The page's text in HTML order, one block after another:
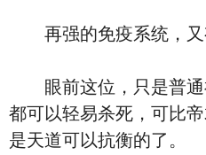
再强的免疫系统，又
眼前这位，只是普通
都可以轻易杀死，可比
是天道可以抗衡的了。